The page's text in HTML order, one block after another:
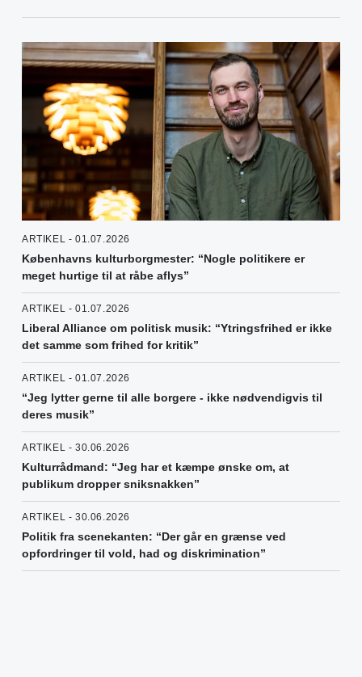
ARTIKEL - 01.07.2026
Københavns kulturborgmester: “Nogle politikere er
meget hurtige til at råbe aflys”
ARTIKEL - 01.07.2026
Liberal Alliance om politisk musik: “Ytringsfrihed er ikke
det samme som frihed for kritik”
ARTIKEL - 01.07.2026
“Jeg lytter gerne til alle borgere - ikke nødvendigvis til
deres musik”
ARTIKEL - 30.06.2026
Kulturrådmand: “Jeg har et kæmpe ønske om, at
publikum dropper sniksnakken”
ARTIKEL - 30.06.2026
Politik fra scenekanten: “Der går en grænse ved
opfordringer til vold, had og diskrimination”